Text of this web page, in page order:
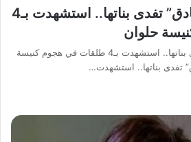
بالصور | “نرمين صادق” تفدى بناتها.. استشهدت بـ4
حلوان
بالصور | “نرمين صادق” تفدى بناتها.. استشهدت بـ4 طلقات في هجوم كنيسة
تفدى بناتها.. استشهدت…